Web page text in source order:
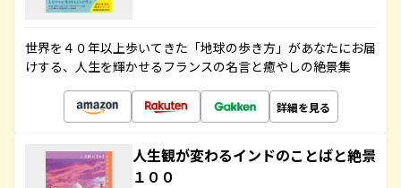
世界を４０年以上歩いてきた「地球の歩き方」があなたにお届
けする、人生を輝かせるフランスの名言と癒やしの絶景集
詳細を見る
人生観が変わるインドのことばと絶景
１００